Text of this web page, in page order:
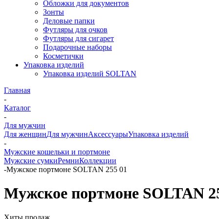
Обложки для документов
Зонты
Деловые папки
Футляры для очков
Футляры для сигарет
Подарочные наборы
Косметички
Упаковка изделий
Упаковка изделий SOLTAN
Главная
-
Каталог
-
Для мужчин
Для женщинДля мужчинАксессуарыУпаковка изделий
-
Мужские кошельки и портмоне
Мужские сумкиРемниКоллекции
-Мужское портмоне SOLTAN 255 01
Мужское портмоне SOLTAN
Хиты продаж